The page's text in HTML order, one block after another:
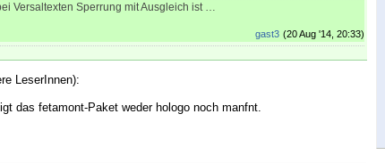
Versaltexten Sperrung mit Ausgleich ist …
(20 Aug '14, 20:33)
gast3
LeserInnen):
das fetamont-Paket weder hologo noch manfnt.